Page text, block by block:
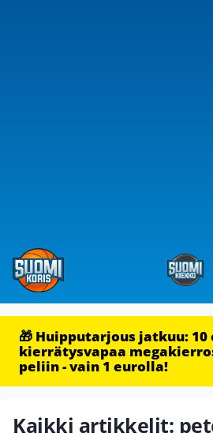
🎁 Huipputarjous jatkuu: 10
kierrätysvapaa
peliin - vain 1 eurolla!
Kaikki artikkelit: